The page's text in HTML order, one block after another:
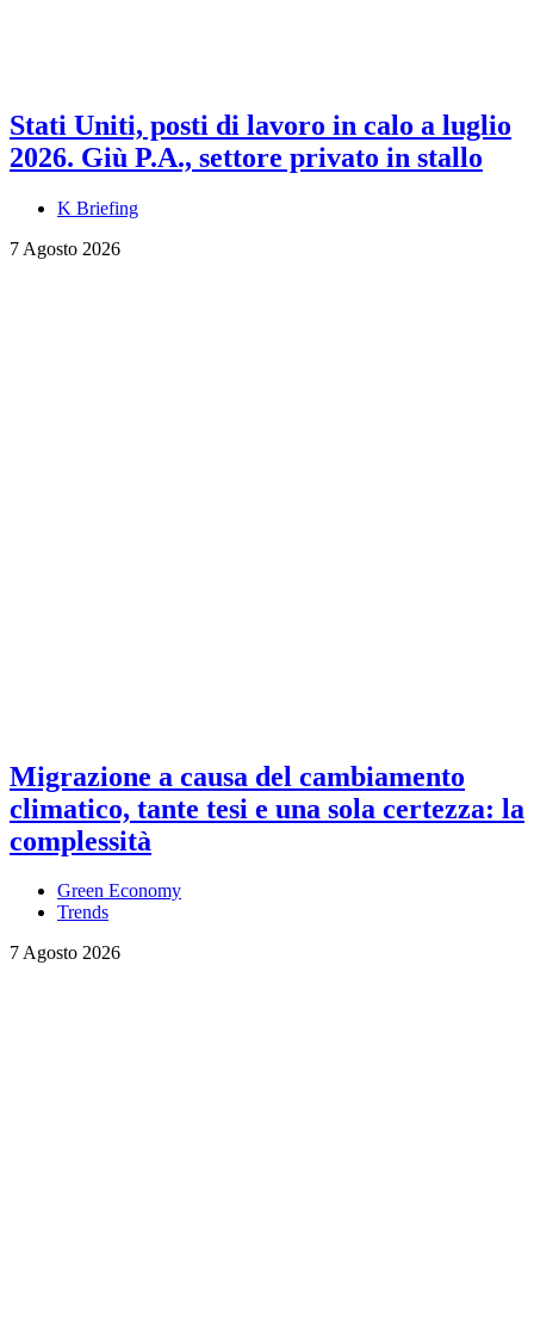
Stati Uniti, posti di lavoro in calo a luglio
2026. Giù P.A., settore privato in stallo
K Briefing
7 Agosto 2026
Migrazione a causa del cambiamento
climatico, tante tesi e una sola certezza: la
complessità
Green Economy
Trends
7 Agosto 2026